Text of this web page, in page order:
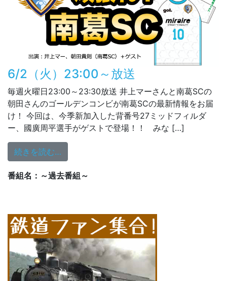
6/2（火）23:00～放送
毎週火曜日23:00～23:30放送 井上マーさんと南葛SCの
朝田さんのゴールデンコンビが南葛SCの最新情報をお届
け！ 今回は、今季新加入した背番号27ミッドフィルダ
ー、國廣周平選手がゲストで登場！！ みな […]
続きを読む…
番組名：～過去番組～